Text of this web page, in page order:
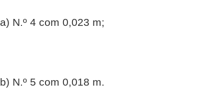
a) N.º 4 com 0,023 m;
b) N.º 5 com 0,018 m.